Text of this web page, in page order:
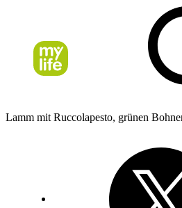
Lamm mit Ruccolapesto, grünen